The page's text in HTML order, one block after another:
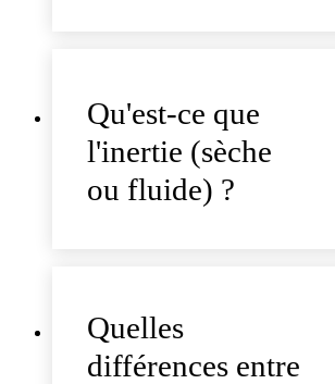
Qu'est-ce que
l'inertie (sèche
ou fluide) ?
Quelles
différences entre